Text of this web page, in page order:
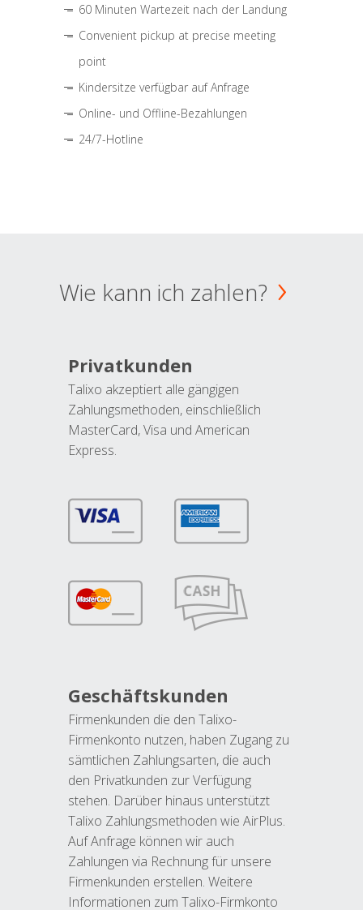
60 Minuten Wartezeit nach der Landung
Convenient pickup at precise meeting
point
Kindersitze verfügbar auf Anfrage
Online- und Offline-Bezahlungen
24/7-Hotline
Wie kann ich zahlen?
Privatkunden
Talixo akzeptiert alle gängigen
Zahlungsmethoden, einschließlich
MasterCard, Visa und American
Express.
Geschäftskunden
Firmenkunden die den Talixo-
Firmenkonto nutzen, haben Zugang zu
sämtlichen Zahlungsarten, die auch
den Privatkunden zur Verfügung
stehen. Darüber hinaus unterstützt
Talixo Zahlungsmethoden wie AirPlus.
Auf Anfrage können wir auch
Zahlungen via Rechnung für unsere
Firmenkunden erstellen. Weitere
Informationen zum Talixo-Firmkonto